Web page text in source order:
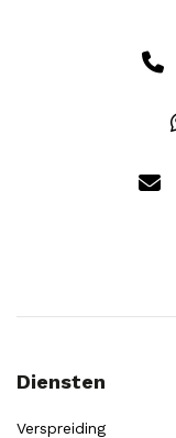
Diensten
Verspreiding